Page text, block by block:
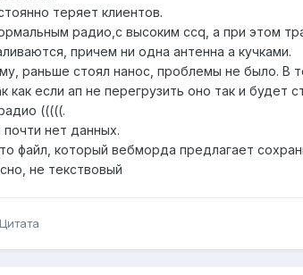
теряет клиентов.
радио,с высоким ccq, а при этом
причем ни одна антенна а кучками.
раньше стоял нанос, проблемы не было. В
как если ап не перегрузить оно так и
(((((.
нет данных.
файл, который вебморда предлагает
не текствовый
Цитата